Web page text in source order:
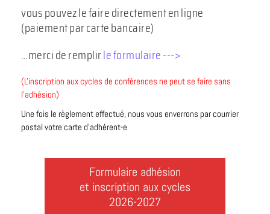
vous pouvez le faire directement en ligne
(paiement par carte bancaire)
…merci de remplirle formulaire --->
(L'inscription aux cycles de conférences ne peut se faire sans
l'adhésion)
Une fois le règlement effectué, nous vous enverrons par courrier
postal votre carte d'adhérent-e
Formulaire adhésion
et inscription aux cycles
2026-2027